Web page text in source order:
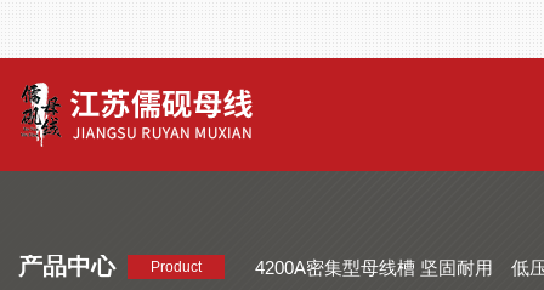
产品中心 Product 4200A密集型母线槽 坚固耐用
低